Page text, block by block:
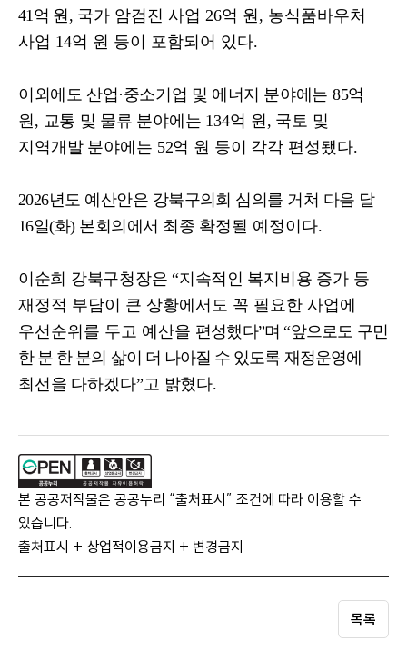
41억 원 , 국가 암검진 사업26억 원 , 농식품바우처
사업 14억 원 등이 포함되어 있다.
이외에도 산업 ·중소기업 및 에너지 분야에는 85억
원 , 교통 및 물류 분야에는 134억 원 , 국토 및
지역개발 분야에는 52억 원 등이 각각 편성됐다.
2026년도 예산안은 강북구의회 심의를 거쳐 다음 달
16일(화) 본회의에서 최종 확정될 예정이다.
이순희 강북구청장은“지속적인 복지비용 증가 등
재정적 부담이 큰 상황에서도 꼭 필요한 사업에
우선순위를 두고 예산을 편성했다”며“앞으로도 구민
한 분 한 분의 삶이 더 나아질 수 있도록 재정운영에
최선을 다하겠다”고 밝혔다.
본 공공저작물은 공공누리 “출처표시” 조건에 따라 이용할 수
있습니다.
출처표시 + 상업적이용금지 + 변경금지
목록